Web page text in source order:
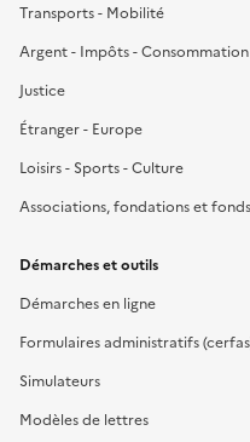
Transports - Mobilité
Argent - Impôts - Consommation
Justice
Étranger - Europe
Loisirs - Sports - Culture
Associations, fondations et
Démarches et outils
Démarches en ligne
Formulaires administratifs
Simulateurs
Modèles de lettres